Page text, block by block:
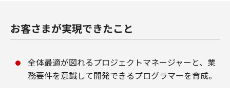
お客さまが実現できたこと
全体最適が図れるプロジェクトマネージャーと、業
務要件を意識して開発できるプログラマーを育成。